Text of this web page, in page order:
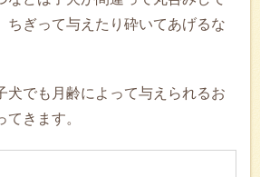
ちぎって与えたり砕いてあげるな
犬でも月齢によって与えられるお
きます。